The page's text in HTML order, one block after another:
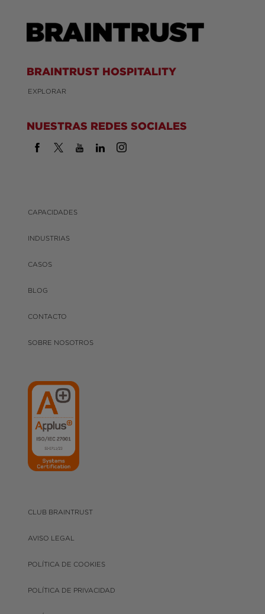
BRAINTRUST HOSPITALITY
EXPLORAR
NUESTRAS REDES SOCIALES
CAPACIDADES
INDUSTRIAS
CASOS
BLOG
CONTACTO
SOBRE NOSOTROS
CLUB BRAINTRUST
AVISO LEGAL
POLÍTICA DE COOKIES
POLÍTICA DE PRIVACIDAD